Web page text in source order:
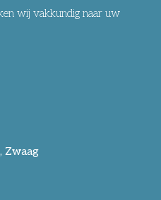
wij vakkundig naar uw
Zwaag